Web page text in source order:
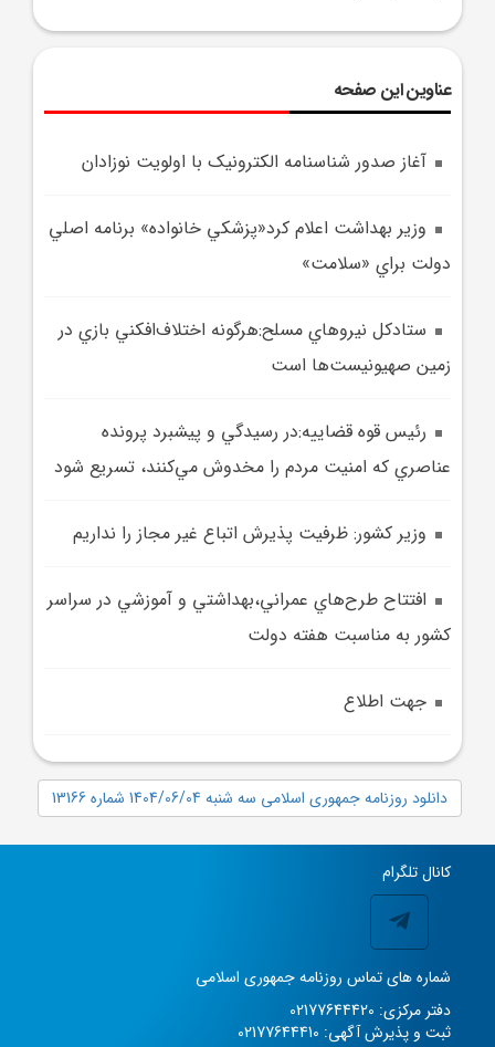
عناوین این صفحه
آغاز صدور شناسنامه الکترونيک با اولويت نوزادان
وزير بهداشت اعلام کرد«پزشکي خانواده» برنامه اصلي
دولت براي «سلامت»
ستادکل نيروهاي مسلح:هرگونه اختلاف‌افکني بازي در
زمين صهيونيست‌ها است
رئيس قوه قضاييه:در رسيدگي و پيشبرد پرونده
عناصري که امنيت مردم را مخدوش مي‌کنند، تسريع شود
وزير کشور: ظرفيت پذيرش اتباع غير مجاز را نداريم
افتتاح طرح‌هاي عمراني،بهداشتي و آموزشي در سراسر
کشور به مناسبت هفته دولت
جهت اطلاع
دانلود روزنامه جمهوری اسلامی سه شنبه 1404/06/04 شماره 13166
کانال تلگرام
شماره های تماس روزنامه جمهوری اسلامی
دفتر مرکزی: 02177644420
ثبت و پذیرش آگهی: 02177644410